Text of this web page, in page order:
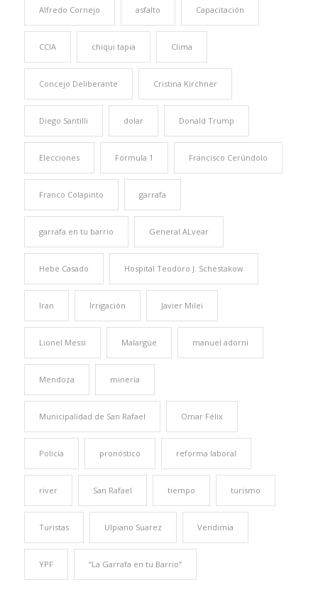
Alfredo Cornejo asfalto Capacitación
CCIA chiqui tapia Clima
Concejo Deliberante Cristina Kirchner
Diego Santilli dolar Donald Trump
Elecciones Formula 1 Francisco Cerúndolo
Franco Colapinto garrafa
garrafa en tu barrio General ALvear
Hebe Casado Hospital Teodoro J. Schestakow
Iran Irrigación Javier Milei
Lionel Messi Malargüe manuel adorni
Mendoza minería
Municipalidad de San Rafael Omar Félix
Policía pronóstico reforma laboral
river San Rafael tiempo turismo
Turistas Ulpiano Suarez Vendimia
YPF “La Garrafa en tu Barrio”